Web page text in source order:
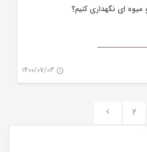
میوه ای نگهداری کنیم؟
1400/07/03
2